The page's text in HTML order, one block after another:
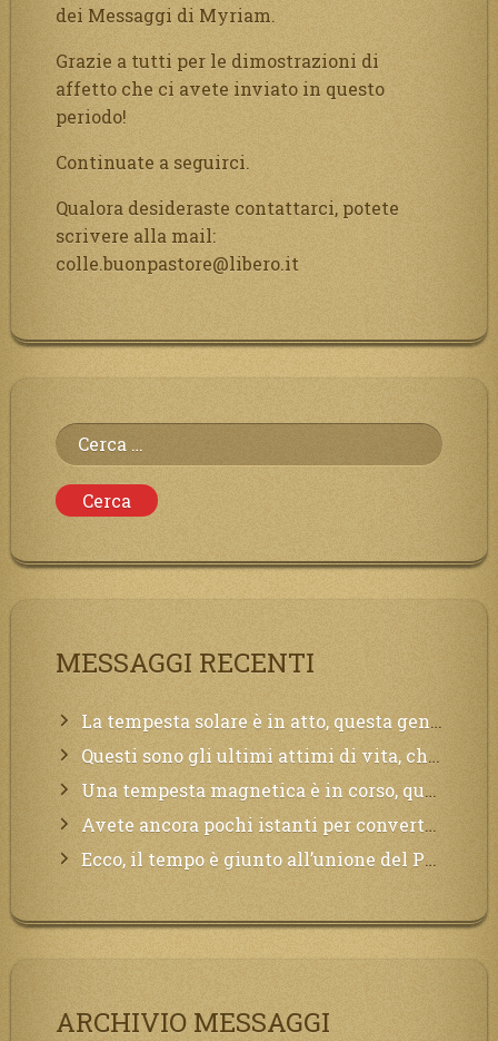
dei Messaggi di Myriam.
Grazie a tutti per le dimostrazioni di
affetto che ci avete inviato in questo
periodo!
Continuate a seguirci.
Qualora desideraste contattarci, potete
scrivere alla mail:
colle.buonpastore@libero.it
Ricerca
per:
MESSAGGI RECENTI
La tempesta solare è in atto, questa generazione soffrirà molto, la Terra arderà, l’acqua sarà contaminata, il cibo non sarà più nelle vostre mense.
Questi sono gli ultimi attimi di vita, chi si vuole salvare Mi chiami in suo aiuto.
Una tempesta magnetica è in corso, questa generazione patirà. Il black out non tarderà ad arrivare e tutta la Terra sarà oscurata.
Avete ancora pochi istanti per convertirvi, non perdete tempo, la sciagura arriverà all’improvviso e per chi non si sarà preparato saranno dolori.
Ecco, il tempo è giunto all’unione del Padre con il figlio, non avete che da attendere pochissimo.
ARCHIVIO MESSAGGI